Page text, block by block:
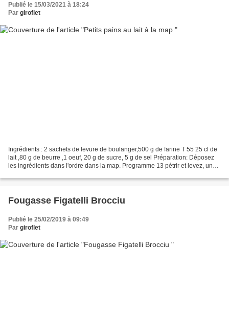
Publié le 15/03/2021 à 18:24
Par giroflet
Ingrédients : 2 sachets de levure de boulanger,500 g de farine T 55 25 cl de
lait ,80 g de beurre ,1 oeuf, 20 g de sucre, 5 g de sel Préparation: Déposez
les ingrédients dans l'ordre dans la map. Programme 13 pétrir et levez, une
Fougasse Figatelli Brocciu
Publié le 25/02/2019 à 09:49
Par giroflet